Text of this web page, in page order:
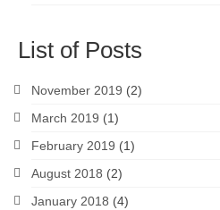
List of Posts
November 2019 (2)
March 2019 (1)
February 2019 (1)
August 2018 (2)
January 2018 (4)